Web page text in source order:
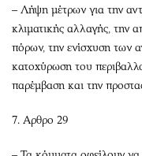
– Λήψη μέτρων για την
κλιματικής αλλαγής, την
πόρων, την ενίσχυση των
κατοχύρωση του
παρέμβαση και την
7. Αρθρο 29